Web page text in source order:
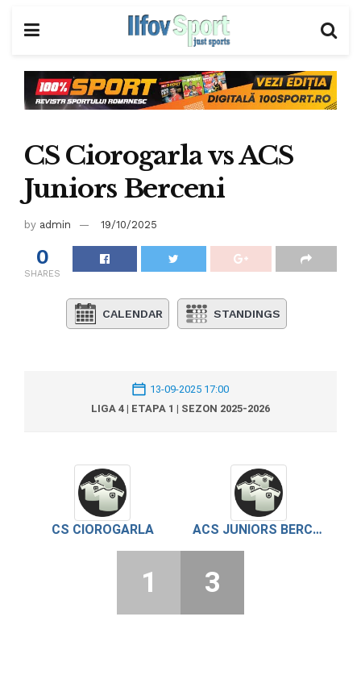
CS Ciorogarla vs ACS
Juniors Berceni
by admin 19/10/2025
0
SHARES
CALENDAR STANDINGS
13-09-2025 17:00
LIGA 4 | ETAPA 1 | SEZON 2025-2026
CS CIOROGARLA ACS JUNIORS BERCENI
1 3